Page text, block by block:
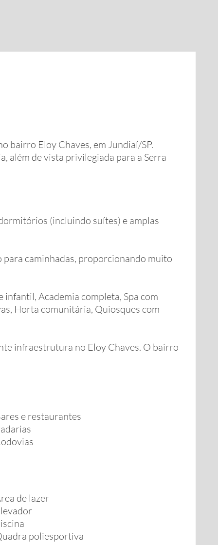
bairro Eloy Chaves, em Jundiaí/SP.
além de vista privilegiada para a Serra
(incluindo suítes) e amplas
para caminhadas, proporcionando muito
Academia completa, Spa com
Horta comunitária, Quiosques com
infraestrutura no Eloy Chaves. O bairro
e restaurantes
de lazer
poliesportiva